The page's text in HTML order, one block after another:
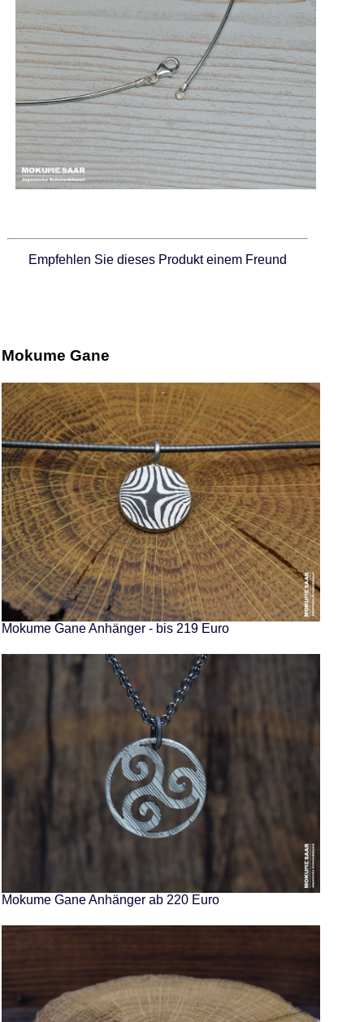
Empfehlen Sie dieses Produkt einem Freund
Mokume Gane
Mokume Gane Anhänger - bis 219 Euro
Mokume Gane Anhänger ab 220 Euro